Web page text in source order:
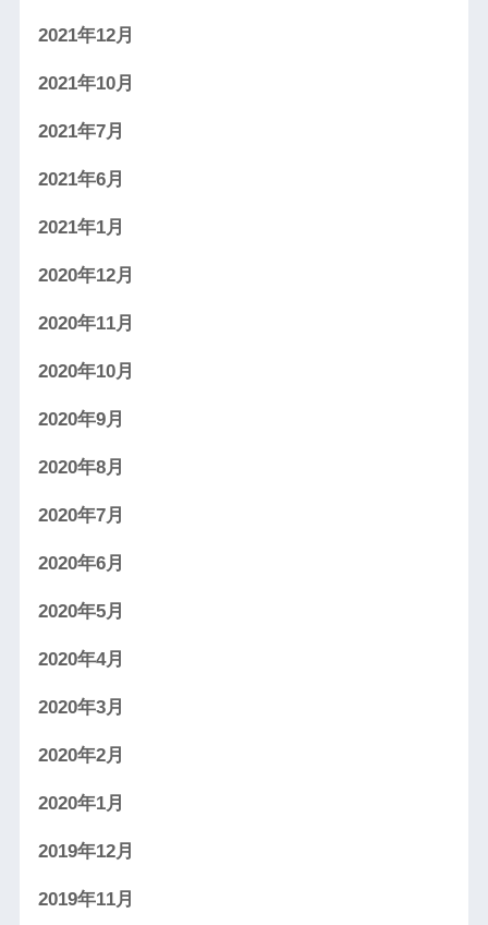
2021年12月
2021年10月
2021年7月
2021年6月
2021年1月
2020年12月
2020年11月
2020年10月
2020年9月
2020年8月
2020年7月
2020年6月
2020年5月
2020年4月
2020年3月
2020年2月
2020年1月
2019年12月
2019年11月